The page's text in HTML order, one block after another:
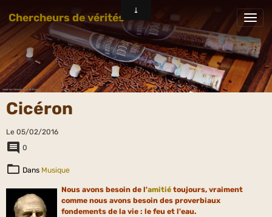
Chercheurs de vérités
Cicéron
Le 05/02/2016
0
Dans Musique
Nous avons besoin de l'amitié toujours, vraiment
comme nous avons besoin des proverbiaux
fondements de la vie : le feu et l'eau.